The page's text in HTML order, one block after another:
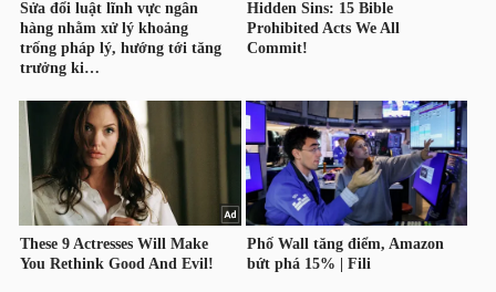
KINH
TẾ
GIỚI